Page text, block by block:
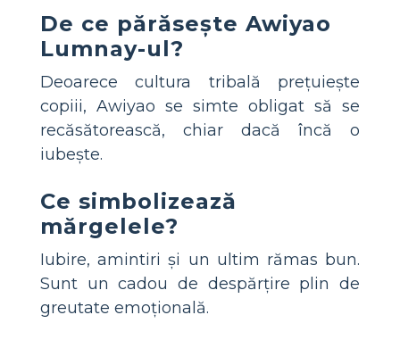
De ce părăsește Awiyao
Lumnay-ul?
Deoarece cultura tribală prețuiește
copiii, Awiyao se simte obligat să se
recăsătorească, chiar dacă încă o
iubește.
Ce simbolizează
mărgelele?
Iubire, amintiri și un ultim rămas bun.
Sunt un cadou de despărțire plin de
greutate emoțională.